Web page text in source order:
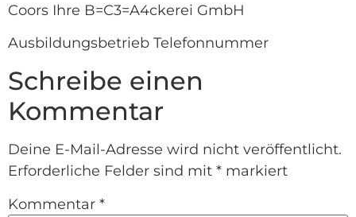
Coors Ihre B=C3=A4ckerei GmbH
Ausbildungsbetrieb Telefonnummer
Schreibe einen
Kommentar
Deine E-Mail-Adresse wird nicht veröffentlicht.
Erforderliche Felder sind mit * markiert
Kommentar *